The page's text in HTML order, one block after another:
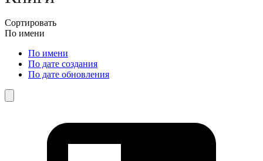
Сортировать
По имени
По имени
По дате создания
По дате обновления